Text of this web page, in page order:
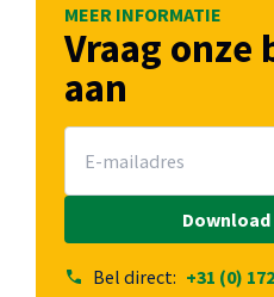
MEER INFORMATIE
Vraag onze
aan
Bel direct: +31 (0)